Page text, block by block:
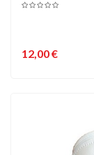
12,00 €